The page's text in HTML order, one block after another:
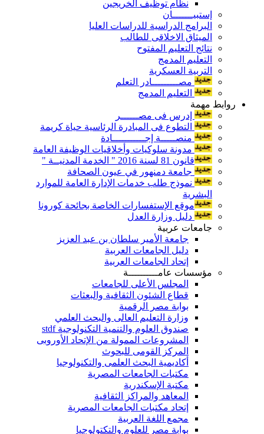
نظام توظيف الخريجين
إستبيـــــــان
البرامج الدراسية للدراسات العليا
الميثاق الاخلاقى للطالب
نتائج التعليم المفتوح
التعليم المدمج
التربية العسكرية
مصـــــــــادر التعلم
التعليم المدمج
روابط مهمة
إدرس فى مصــــــر
التطوع فى المبادرة الرئاسية حياة كريمة
منصـــــة إجـــــــــــادة
مدونة سلوكيات وأخلاقيات الوظيفة العامة
قانون 81 لسنة 2016 " الخدمة المدنيــة "
جامعة دمنهور في عيون الصحافة
نموذج طلب خدمات الإدارة العامة للموارد
البشرية
موقع الإستفسارات الخاصة بجائحة كورونا
دليل وزارة العدل
جامعات عربية
جامعة الأمير سلطان بن عبد العزيز
دليل الجامعات العربية
إتحاد الجامعات العربية
مؤسسات عامــــــــــة
المجلس الأعلى للجامعات
قطاع الشئون الثقافية والبعثات
بوابة مصر الرقمية
وزارة التعليم العالى والبحث العلمي
صندوق العلوم والتنمية التكنولوجية stdf
المشروعات الممولة من الإتحاد الأوروبى
المركز القومى للبحوث
أكاديمية البحث العلمى والتكنولوجيا
مكتبات الجامعات المصرية
مكتبة الإسكندرية
المعاهد والمراكز الثقافية
إتحاد مكتبات الجامعات المصرية
مجمع اللغة العربية
بوابة مصر للعلوم والتكتولوجيا